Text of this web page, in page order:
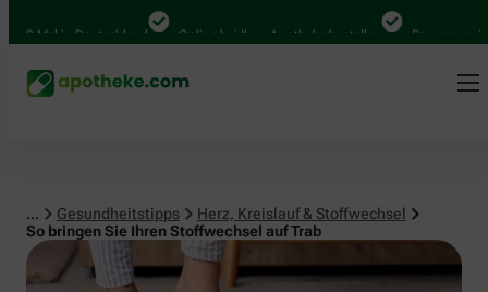
Mal in Deutschland Online bei Ihrer Apotheke bestellen Bequem
... Gesundheitstipps
Herz, Kreislauf & Stoffwechsel
So bringen Sie Ihren Stoffwechsel auf Trab
Herz, Kreislauf & Stoffwechsel